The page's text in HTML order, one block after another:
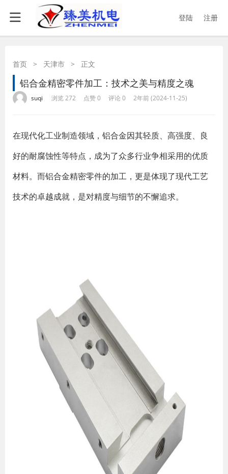
登陆 注册
首页 > 天津市 > 正文
铝合金精密零件加工：技术之美与精度之魂
suqi 浏览 272 点赞 0 评论 0 2年前 (2024-11-25)
在现代化工业制造领域，铝合金因其轻质、高强度、良
好的耐腐蚀性等特点，成为了众多行业争相采用的优质
材料。而铝合金精密零件的加工，更是体现了现代工艺
技术的卓越成就，是对精度与细节的不懈追求。